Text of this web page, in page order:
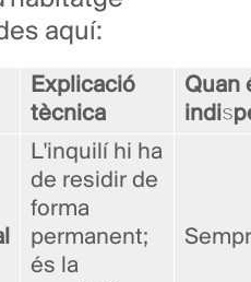
aquí:
Explicació
tècnica
Quan
L'inquilí hi ha
de residir de
forma
permanent;
és la